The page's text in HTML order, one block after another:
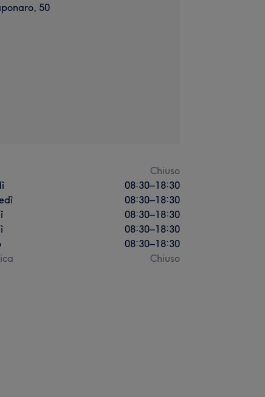
50
Chiuso
08:30–18:30
08:30–18:30
08:30–18:30
08:30–18:30
08:30–18:30
Chiuso